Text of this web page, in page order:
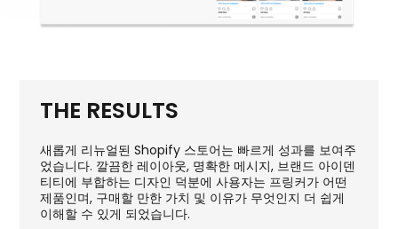
THE RESULTS
새롭게 리뉴얼된 Shopify 스토어는 빠르게 성과를 보여주
었습니다. 깔끔한 레이아웃, 명확한 메시지, 브랜드 아이덴
티티에 부합하는 디자인 덕분에 사용자는 프링커가 어떤
제품인며, 구매할 만한 가치 및 이유가 무엇인지 더 쉽게
이해할 수 있게 되었습니다.